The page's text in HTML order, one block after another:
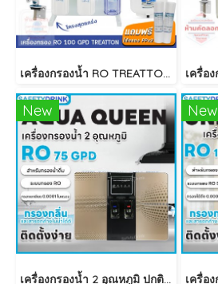
เครื่องกรองน้ำ RO TREATTON 100 GPD เฟรมตั้ง**
New
เครื่องกรองน้ำ 2 อุณหภูมิ ปกติ-ร้อน 5 ขั้นตอน RO 75 GPD AQUA QUEEN
New